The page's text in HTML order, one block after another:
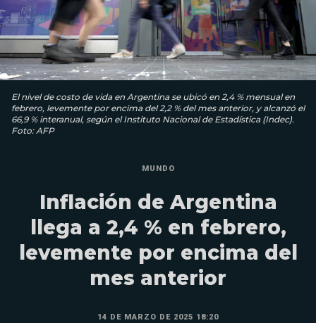
El nivel de costo de vida en Argentina se ubicó en 2,4 % mensual en
febrero, levemente por encima del 2,2 % del mes anterior, y alcanzó el
66,9 % interanual, según el Instituto Nacional de Estadística (Indec).
Foto: AFP
MUNDO
Inflación de Argentina
llega a 2,4 % en febrero,
levemente por encima del
mes anterior
14 DE MARZO DE 2025 18:20